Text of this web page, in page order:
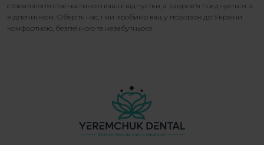
стоматологія стає частиною вашої відпустки, а здоров’я поєднується з
відпочинком. Оберіть нас, і ми зробимо вашу подорож до України
комфортною, безпечною та незабутньою!